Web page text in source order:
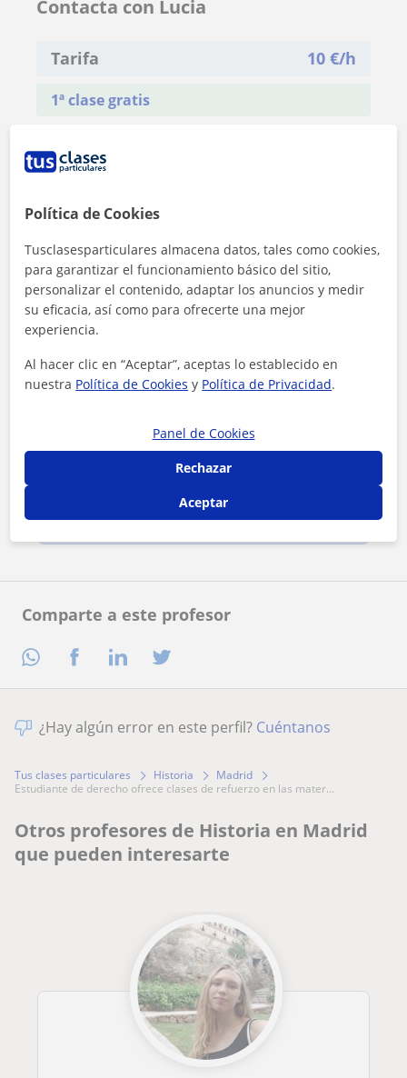
Comparte a este profesor
Contacta con Lucia
Tarifa 10 €/h
1ª clase gratis
Al hacer clic, aceptas nuestroaviso legal
Contactar ahora
¿Hay algún error en este perfil? Cuéntanos
Tus clases particulares Historia
Madrid
estudiante de derecho ofrece clases de refuerzo en las mater...
Otros profesores de Historia en Madrid
que pueden interesarte
Política de Cookies
Tusclasesparticulares almacena datos, tales como cookies,
para garantizar el funcionamiento básico del sitio,
personalizar el contenido, adaptar los anuncios y medir
su eficacia, así como para ofrecerte una mejor
experiencia.
Al hacer clic en “Aceptar”, aceptas lo establecido en
nuestra Política de Cookies y Política de Privacidad.
Panel de Cookies
Rechazar
Aceptar